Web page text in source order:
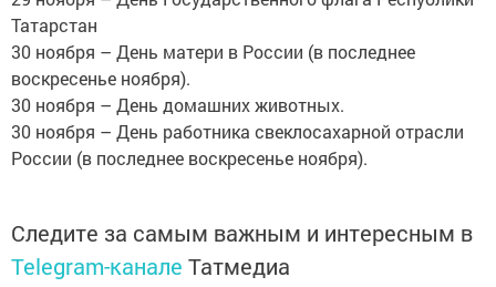
Татарстан
30 ноября – День матери в России (в последнее
воскресенье ноября).
30 ноября – День домашних животных.
30 ноября – День работника свеклосахарной отрасли
России (в последнее воскресенье ноября).
Следите за самым важным и интересным в
Telegram-канале Татмедиа